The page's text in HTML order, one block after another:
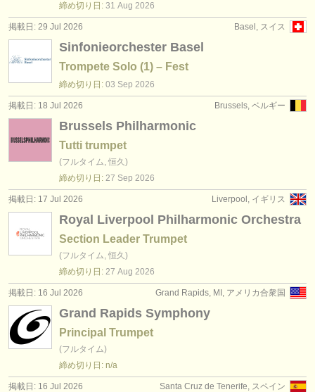
クラシック音楽ニュース
出版社:
掲載方法
find out about ourATS
ATS
ログイン
締め切り日: 31 Aug 2026
Basel, スイス
掲載日: 29 Jul 2026
Sinfonieorchester Basel
Trompete Solo (1) – Fest
締め切り日: 03 Sep 2026
Brussels, ベルギー
掲載日: 18 Jul 2026
Brussels Philharmonic
Tutti trumpet
(フルタイム, 恒久)
締め切り日: 27 Sep 2026
Liverpool, イギリス
掲載日: 17 Jul 2026
Royal Liverpool Philharmonic Orchestra
Section Leader Trumpet
(フルタイム, 恒久)
締め切り日: 27 Aug 2026
Grand Rapids, MI, アメリカ合衆国
掲載日: 16 Jul 2026
Grand Rapids Symphony
Principal Trumpet
(フルタイム)
締め切り日: n/a
Santa Cruz de Tenerife, スペイン
掲載日: 16 Jul 2026